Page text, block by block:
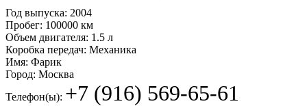
Год выпуска: 2004
Пробег: 100000 км
Объем двигателя: 1.5 л
Коробка передач: Механика
Имя: Фарик
Город: Москва
Телефон(ы): +7 (916) 569-65-61